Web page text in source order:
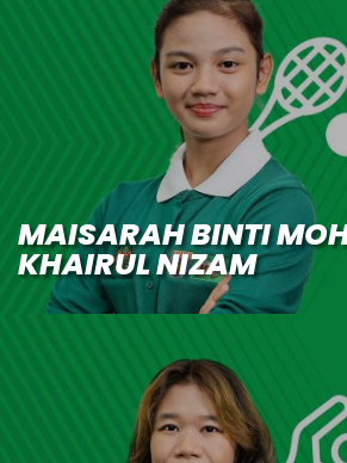
MAISARAH BINTI
KHAIRUL NIZAM